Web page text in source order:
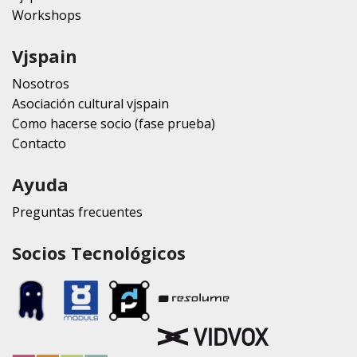
Workshops
Vjspain
Nosotros
Asociación cultural vjspain
Como hacerse socio (fase prueba)
Contacto
Ayuda
Preguntas frecuentes
Socios Tecnológicos